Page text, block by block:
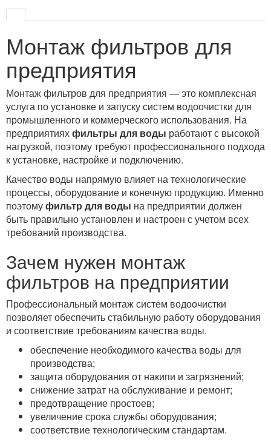
Монтаж фильтров для
предприятия
Монтаж фильтров для предприятия — это комплексная
услуга по установке и запуску систем водоочистки для
промышленного и коммерческого использования. На
предприятияхфильтры для воды работают с высокой
нагрузкой, поэтому требуют профессионального подхода
к установке, настройке и подключению.
Качество воды напрямую влияет на технологические
процессы, оборудование и конечную продукцию. Именно
поэтомуфильтр для воды на предприятии должен
быть правильно установлен и настроен с учетом всех
требований производства.
Зачем нужен монтаж
фильтров на предприятии
Профессиональный монтаж систем водоочистки
позволяет обеспечить стабильную работу оборудования
и соответствие требованиям качества воды.
обеспечение необходимого качества воды для
производства;
защита оборудования от накипи и загрязнений;
снижение затрат на обслуживание и ремонт;
предотвращение простоев;
увеличение срока службы оборудования;
соответствие технологическим стандартам.